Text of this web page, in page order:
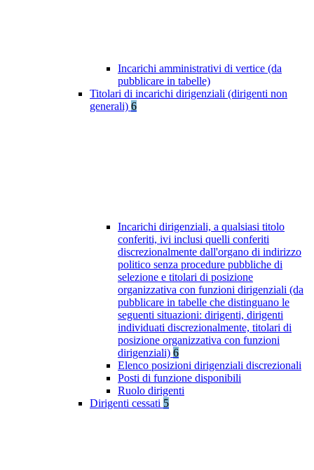
Incarichi amministrativi di vertice (da
pubblicare in tabelle)
Titolari di incarichi dirigenziali (dirigenti non
generali) 6
Incarichi dirigenziali, a qualsiasi titolo
conferiti, ivi inclusi quelli conferiti
discrezionalmente dall'organo di indirizzo
politico senza procedure pubbliche di
selezione e titolari di posizione
organizzativa con funzioni dirigenziali (da
pubblicare in tabelle che distinguano le
seguenti situazioni: dirigenti, dirigenti
individuati discrezionalmente, titolari di
posizione organizzativa con funzioni
dirigenziali) 6
Elenco posizioni dirigenziali discrezionali
Posti di funzione disponibili
Ruolo dirigenti
Dirigenti cessati 5